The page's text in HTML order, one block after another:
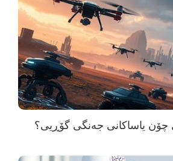
چۆن یاساکانی جەنگی گۆڕیی؟